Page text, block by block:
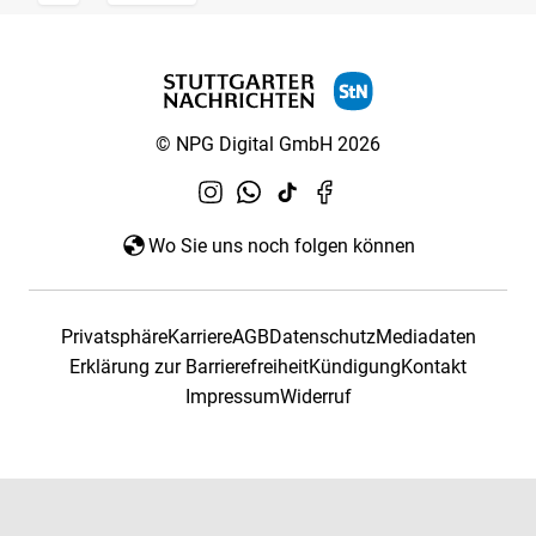
© NPG Digital GmbH 2026
Wo Sie uns noch folgen können
PrivatsphäreKarriereAGBDatenschutzMediadaten
Erklärung zur BarrierefreiheitKündigungKontakt
ImpressumWiderruf